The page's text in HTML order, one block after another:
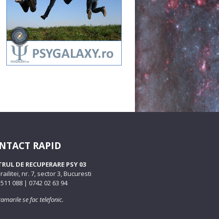
RAPID
DE RECUPERARE PSY 03
nr. 7, sector 3, Bucuresti
088 | 0742 02 63 94
se fac telefonic.